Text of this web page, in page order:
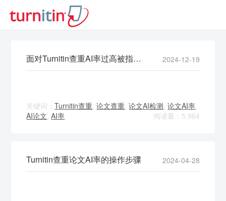
面对Turnitin查重AI率过高被指控！咋办？ 2024-12-19
关键词：Turnitin查重,论文查重,论文AI检测,论文AI率,
AI论文,AI率 阅读量：5,964
Turnitin查重论文AI率的操作步骤 2024-04-28